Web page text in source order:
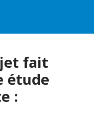
fait
étude
: